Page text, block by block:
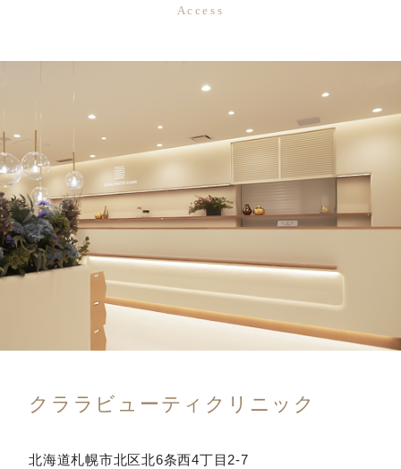
Access
クララビューティクリニック
北海道札幌市北区北6条西4丁目2-7